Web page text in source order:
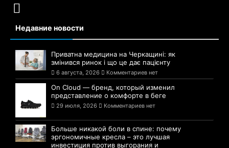
Недавние новости
Приватна медицина на Черкащині: як
змінився ринок і що це дає пацієнту
6 августа, 2026 Комментариев нет
On Cloud — бренд, который изменил
представление о комфорте в беге
29 июля, 2026 Комментариев нет
Больше никакой боли в спине: почему
эргономичные кресла – это лучшая
инвестиция против выгорания и